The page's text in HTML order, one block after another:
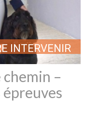
INTERVENIR
chemin –